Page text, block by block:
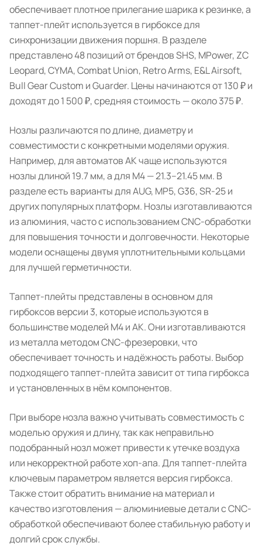
обеспечивает плотное прилегание шарика к резинке, а
таппет-плейт используется в гирбоксе для
синхронизации движения поршня. В разделе
представлено 48 позиций от брендов SHS, MPower, ZC
Leopard, CYMA, Combat Union, Retro Arms, E&L Airsoft,
Bull Gear Custom и Guarder. Цены начинаются от 130 ₽ и
доходят до 1 500 ₽, средняя стоимость — около 375 ₽.
Нозлы различаются по длине, диаметру и
совместимости с конкретными моделями оружия.
Например, для автоматов АК чаще используются
нозлы длиной 19.7 мм, а для M4 — 21.3–21.45 мм. В
разделе есть варианты для AUG, MP5, G36, SR-25 и
других популярных платформ. Нозлы изготавливаются
из алюминия, часто с использованием CNC-обработки
для повышения точности и долговечности. Некоторые
модели оснащены двумя уплотнительными кольцами
для лучшей герметичности.
Таппет-плейты представлены в основном для
гирбоксов версии 3, которые используются в
большинстве моделей M4 и АК. Они изготавливаются
из металла методом CNC-фрезеровки, что
обеспечивает точность и надёжность работы. Выбор
подходящего таппет-плейта зависит от типа гирбокса
и установленных в нём компонентов.
При выборе нозла важно учитывать совместимость с
моделью оружия и длину, так как неправильно
подобранный нозл может привести к утечке воздуха
или некорректной работе хоп-апа. Для таппет-плейта
ключевым параметром является версия гирбокса.
Также стоит обратить внимание на материал и
качество изготовления — алюминиевые детали с CNC-
обработкой обеспечивают более стабильную работу и
долгий срок службы.